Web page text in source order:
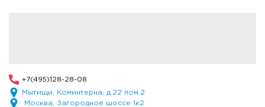
+7(495)128-28-08
Мытищи, Коминтерна, д.22 пом.2
Москва, Загородное шоссе 1к2